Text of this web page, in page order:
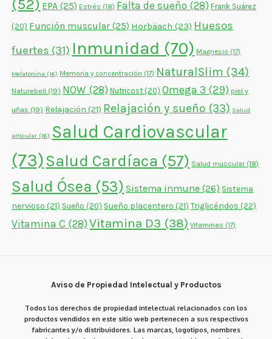
(52) EPA (25) Estrés (18) Falta de sueño (28) Frank Suárez
(20) Función muscular (25) Horbäach (23) Huesos
fuertes (31) Inmunidad (70) Magnesio (17)
Melatonina (16) Memoria y concentración (17) NaturalSlim (34)
Naturebell (19) NOW (28) Nutricost (20) Omega 3 (29) piel y
uñas (19) Relajación (21) Relajación y sueño (33) Salud
articular (16) Salud Cardiovascular
(73)Salud Cardíaca (57) Salud muscular(18)
Salud Ósea (53) Sistema inmune (26) Sistema
nervioso (21) Sueño (20) Sueño placentero (21) Triglicéridos (22)
Vitamina C (28) Vitamina D3 (38) Vitaminas (17)
Aviso de Propiedad Intelectual y Productos
Todos los derechos de propiedad intelectual relacionados con los
productos vendidos en este sitio web pertenecen a sus respectivos
fabricantes y/o distribuidores. Las marcas, logotipos, nombres